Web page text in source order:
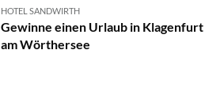
HOTEL SANDWIRTH
Gewinne einen Urlaub in Klagenfurt
am Wörthersee